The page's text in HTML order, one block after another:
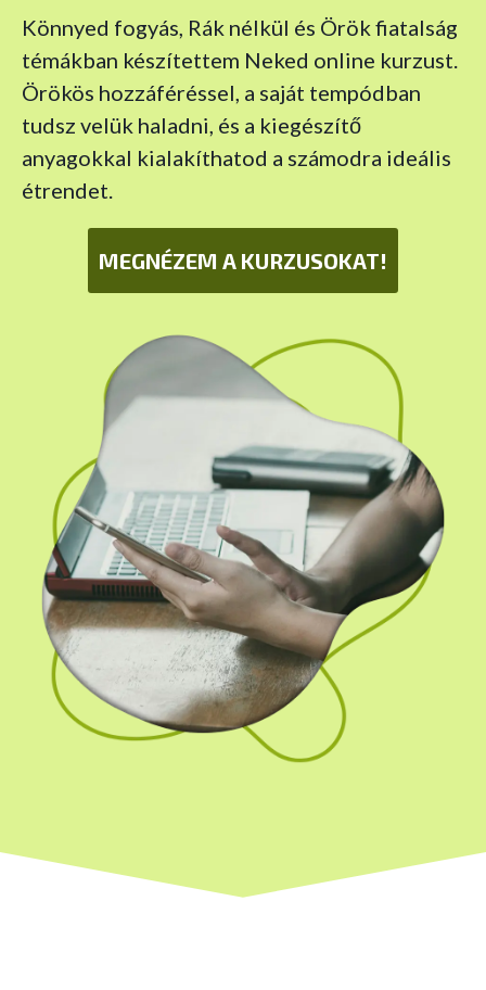
Könnyed fogyás, Rák nélkül és Örök fiatalság
témákban készítettem Neked online kurzust.
Örökös hozzáféréssel, a saját tempódban
tudsz velük haladni, és a kiegészítő
anyagokkal kialakíthatod a számodra ideális
étrendet.
MEGNÉZEM A KURZUSOKAT!